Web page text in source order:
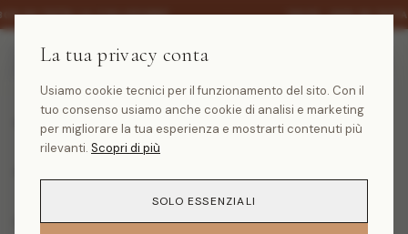
SU TUTTA LA COLLEZIONE · SALDI -30% SU
Domande frequenti
Quanto costa la spedizione?
Come faccio un reso?
La tua privacy conta
Usiamo cookie tecnici per il funzionamento del sito. Con il
tuo consenso usiamo anche cookie di analisi e marketing
per migliorare la tua esperienza e mostrarti contenuti più
rilevanti. Scopri di più
SOLO ESSENZIALI